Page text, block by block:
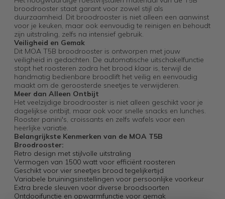
broodrooster staat garant voor zowel stijl als
duurzaamheid. Dit broodrooster is niet alleen een aanwinst
voor je keuken, maar ook eenvoudig te reinigen en behoudt
zijn uitstraling, zelfs na intensief gebruik.
Veiligheid en Gemak
Dit MOA T5B broodrooster is ontworpen met jouw
veiligheid in gedachten. De automatische uitschakelfunctie
stopt het roosteren zodra het brood klaar is, terwijl de
handmatig bedienbare broodlift het veilig en eenvoudig
maakt om de geroosterde sneetjes te verwijderen.
Meer dan Alleen Ontbijt
Het veelzijdige broodrooster is niet alleen geschikt voor je
dagelijkse ontbijt, maar ook voor snelle snacks en lunches.
Rooster panini's, croissants en zelfs wafels voor een
heerlijke variatie.
Belangrijkste Kenmerken van de MOA T5B
Broodrooster:
Retro design met stijlvolle uitstraling
Vermogen van 1500 watt voor efficiënt roosteren
Geschikt voor vier sneetjes brood tegelijkertijd
Variabele bruiningsinstellingen voor persoonlijke voorkeur
Extra brede sleuven voor diverse broodsoorten
Ontdooifunctie en opwarmfunctie voor gemak